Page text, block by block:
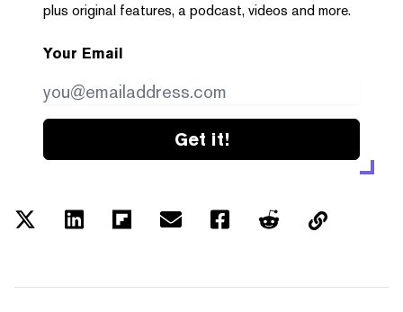
plus original features, a podcast, videos and more.
Your Email
Get it!